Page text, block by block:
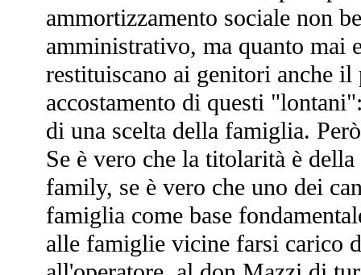
ammortizzamento sociale non
amministrativo, ma quanto mai
restituiscano ai genitori anche
accostamento di questi
di una scelta della famiglia.
Se è vero che la titolarità è
family, se è vero che uno dei
famiglia come base
alle famiglie vicine farsi carico